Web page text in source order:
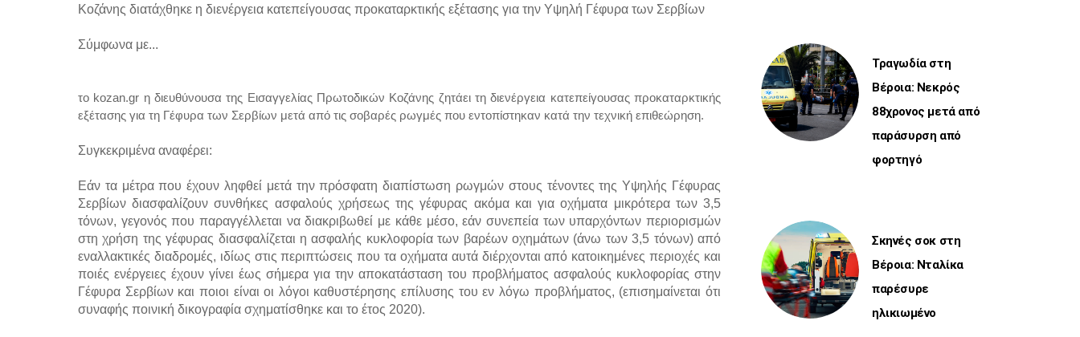
Κοζάνης διατάχθηκε η διενέργεια κατεπείγουσας προκαταρκτικής εξέτασης για την Υψηλή Γέφυρα των Σερβίων
Σύμφωνα με...
το kozan.gr η διευθύνουσα της Εισαγγελίας Πρωτοδικών Κοζάνης ζητάει τη διενέργεια κατεπείγουσας προκαταρκτικής
εξέτασης για τη Γέφυρα των Σερβίων μετά από τις σοβαρές ρωγμές που εντοπίστηκαν κατά την τεχνική επιθεώρηση.
Συγκεκριμένα αναφέρει:
Εάν τα μέτρα που έχουν ληφθεί μετά την πρόσφατη διαπίστωση ρωγμών στους τένοντες της Υψηλής Γέφυρας
Σερβίων διασφαλίζουν συνθήκες ασφαλούς χρήσεως της γέφυρας ακόμα και για οχήματα μικρότερα των 3,5
τόνων, γεγονός που παραγγέλλεται να διακριβωθεί με κάθε μέσο, εάν συνεπεία των υπαρχόντων περιορισμών
στη χρήση της γέφυρας διασφαλίζεται η ασφαλής κυκλοφορία των βαρέων οχημάτων (άνω των 3,5 τόνων) από
εναλλακτικές διαδρομές, ιδίως στις περιπτώσεις που τα οχήματα αυτά διέρχονται από κατοικημένες περιοχές και
ποιές ενέργειες έχουν γίνει έως σήμερα για την αποκατάσταση του προβλήματος ασφαλούς κυκλοφορίας στην
Γέφυρα Σερβίων και ποιοι είναι οι λόγοι καθυστέρησης επίλυσης του εν λόγω προβλήματος, (επισημαίνεται ότι
συναφής ποινική δικογραφία σχηματίσθηκε και το έτος 2020).
Τραγωδία στη
Βέροια: Νεκρός
88χρονος μετά από
παράσυρση από
φορτηγό
Σκηνές σοκ στη
Βέροια: Νταλίκα
παρέσυρε
ηλικιωμένο